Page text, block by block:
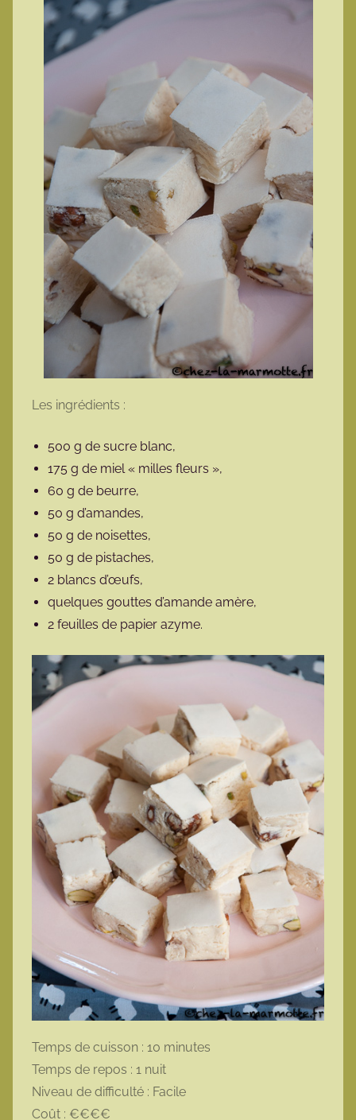
Les ingrédients :
500 g de sucre blanc,
175 g de miel « milles fleurs »,
60 g de beurre,
50 g d’amandes,
50 g de noisettes,
50 g de pistaches,
2 blancs d’œufs,
quelques gouttes d’amande amère,
2 feuilles de papier azyme.
Temps de cuisson : 10 minutes
Temps de repos : 1 nuit
Niveau de difficulté : Facile
Coût : €€€€